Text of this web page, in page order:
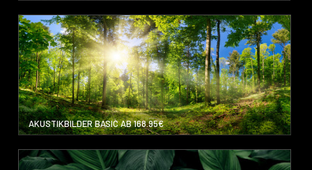
AKUSTIKBILDER BASIC AB 168.95€